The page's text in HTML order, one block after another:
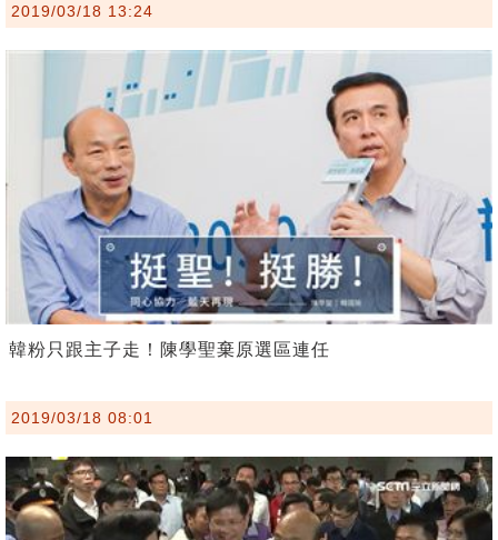
2019/03/18 13:24
韓粉只跟主子走！陳學聖棄原選區連任
2019/03/18 08:01